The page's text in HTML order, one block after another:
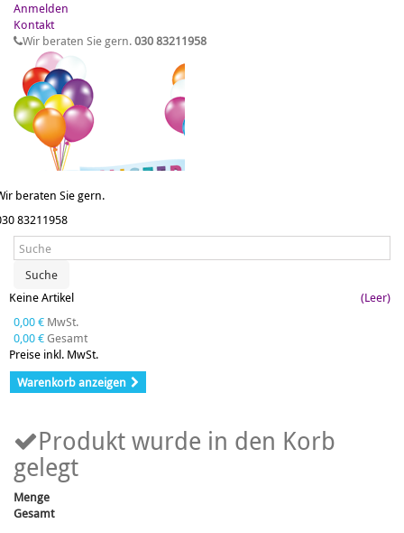
Anmelden
Kontakt
Wir beraten Sie gern.030 83211958
beraten Sie gern.
83211958
Suche
(Leer)
Keine Artikel
0,00 € MwSt.
0,00 €Gesamt
Preise inkl. MwSt.
Warenkorb anzeigen
Produkt wurde in den Korb
gelegt
Menge
Gesamt